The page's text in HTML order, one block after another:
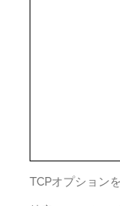
TCPオプション